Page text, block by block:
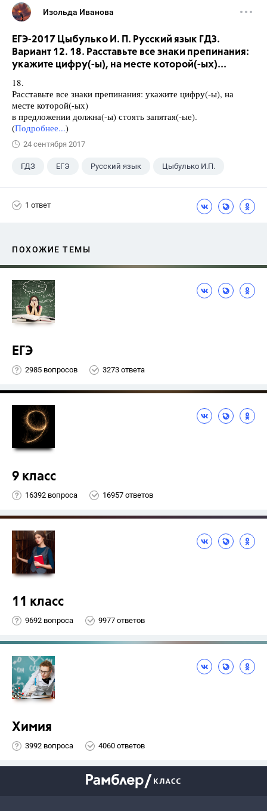
Изольда Иванова
ЕГЭ-2017 Цыбулько И. П. Русский язык ГДЗ.
Вариант 12. 18. Расставьте все знаки препинания:
укажите цифру(-ы), на месте которой(-ых)...
18.
Расставьте все знаки препинания: укажите цифру(-ы), на
месте которой(-ых)
в предложении должна(-ы) стоять запятая(-ые).
(Подробнее...)
24 сентября 2017
ГДЗ ЕГЭ Русский язык Цыбулько И.П.
1 ответ
ПОХОЖИЕ ТЕМЫ
ЕГЭ
2985 вопросов 3273 ответа
9 класс
16392 вопроса 16957 ответов
11 класс
9692 вопроса 9977 ответов
Химия
3992 вопроса 4060 ответов